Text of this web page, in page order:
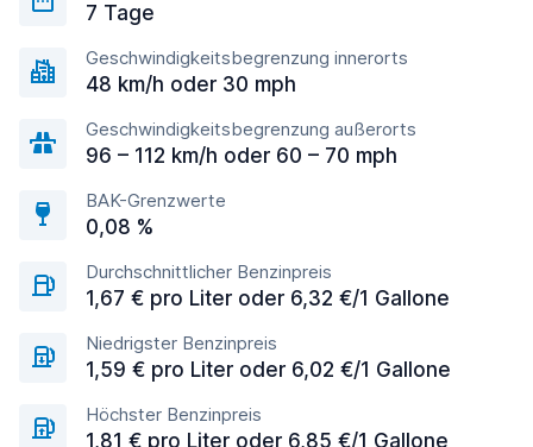
7 Tage
Geschwindigkeitsbegrenzung innerorts
48 km/h oder 30 mph
Geschwindigkeitsbegrenzung außerorts
96 – 112 km/h oder 60 – 70 mph
BAK-Grenzwerte
0,08 %
Durchschnittlicher Benzinpreis
1,67 € pro Liter oder 6,32 €/1 Gallone
Niedrigster Benzinpreis
1,59 € pro Liter oder 6,02 €/1 Gallone
Höchster Benzinpreis
1,81 € pro Liter oder 6,85 €/1 Gallone